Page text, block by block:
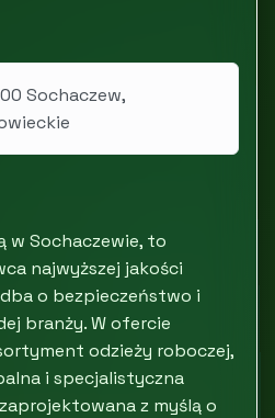
Sochaczew,
w Sochaczewie, to
najwyższej jakości
o bezpieczeństwo i
branży. W ofercie
odzieży roboczej,
i specjalistyczna
z myślą o